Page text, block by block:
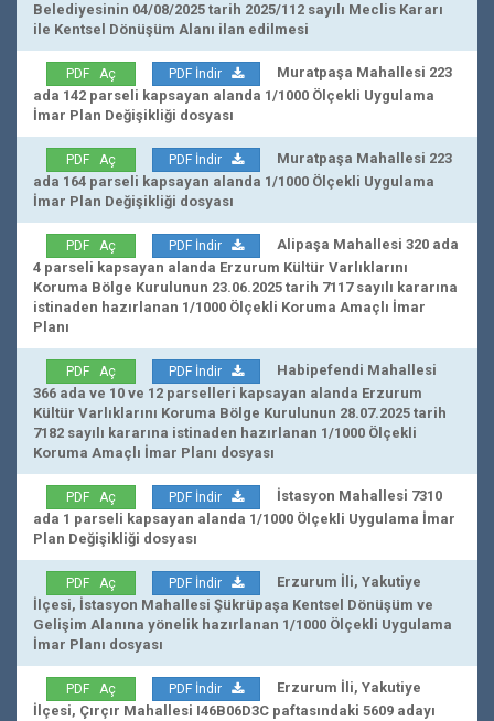
Belediyesinin 04/08/2025 tarih 2025/112 sayılı Meclis Kararı
ile Kentsel Dönüşüm Alanı ilan edilmesi
PDF Aç PDF İndir
Muratpaşa Mahallesi 223
ada 142 parseli kapsayan alanda 1/1000 Ölçekli Uygulama
İmar Plan Değişikliği dosyası
PDF Aç PDF İndir
Muratpaşa Mahallesi 223
ada 164 parseli kapsayan alanda 1/1000 Ölçekli Uygulama
İmar Plan Değişikliği dosyası
PDF Aç PDF İndir
Alipaşa Mahallesi 320 ada
4 parseli kapsayan alanda Erzurum Kültür Varlıklarını
Koruma Bölge Kurulunun 23.06.2025 tarih 7117 sayılı kararına
istinaden hazırlanan 1/1000 Ölçekli Koruma Amaçlı İmar
Planı
PDF Aç PDF İndir
Habipefendi Mahallesi
366 ada ve 10 ve 12 parselleri kapsayan alanda Erzurum
Kültür Varlıklarını Koruma Bölge Kurulunun 28.07.2025 tarih
7182 sayılı kararına istinaden hazırlanan 1/1000 Ölçekli
Koruma Amaçlı İmar Planı dosyası
PDF Aç PDF İndir
İstasyon Mahallesi 7310
ada 1 parseli kapsayan alanda 1/1000 Ölçekli Uygulama İmar
Plan Değişikliği dosyası
PDF Aç PDF İndir
Erzurum İli, Yakutiye
İlçesi, İstasyon Mahallesi Şükrüpaşa Kentsel Dönüşüm ve
Gelişim Alanına yönelik hazırlanan 1/1000 Ölçekli Uygulama
İmar Planı dosyası
PDF Aç PDF İndir
Erzurum İli, Yakutiye
İlçesi, Çırçır Mahallesi I46B06D3C paftasındaki 5609 adayı